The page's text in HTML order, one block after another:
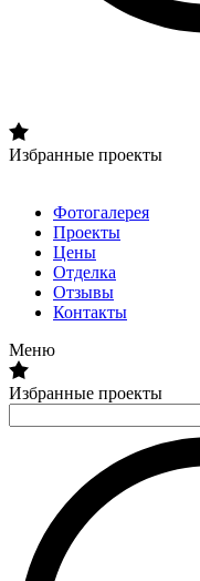
Избранные проекты
Фотогалерея
Проекты
Цены
Отделка
Отзывы
Контакты
Меню
Избранные проекты